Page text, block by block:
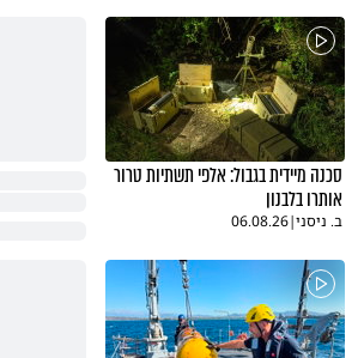
סכנה מיידית בגבול: אלפי תשתיות טרור
אותרו בלבנון
ב. ניסני|
06.08.26